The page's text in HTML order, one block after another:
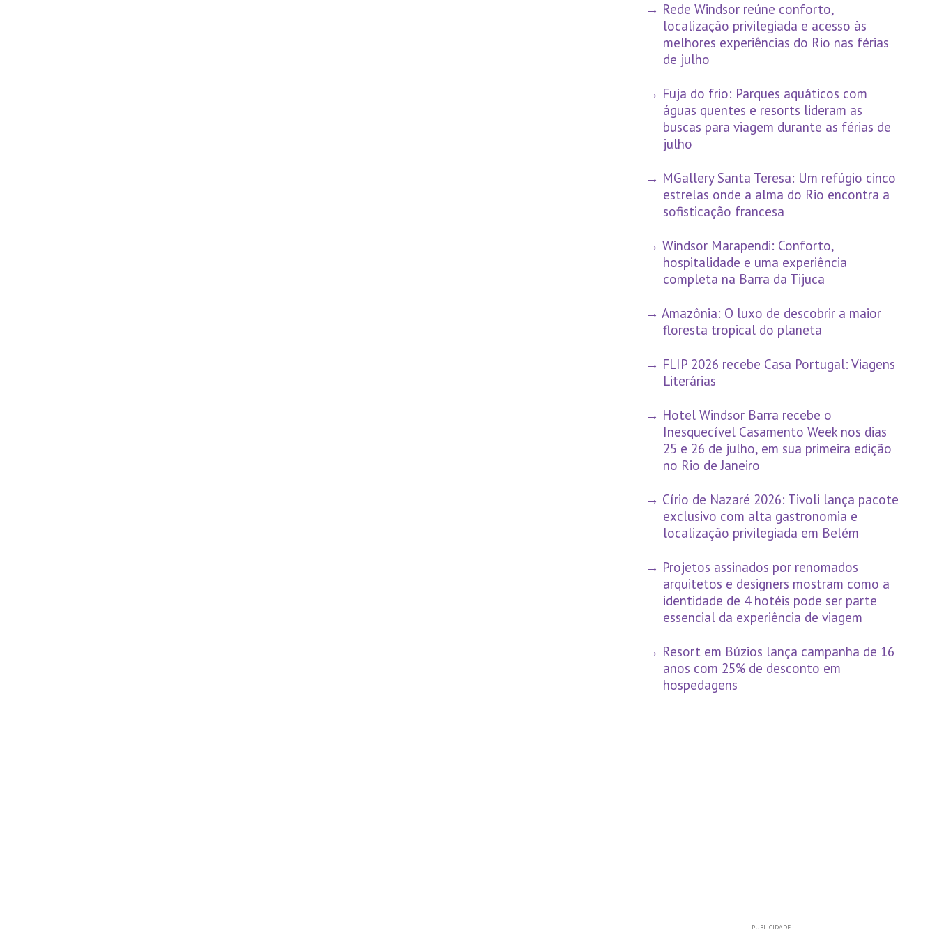
Rede Windsor reúne conforto,
localização privilegiada e acesso às
melhores experiências do Rio nas férias
de julho
Fuja do frio: Parques aquáticos com
águas quentes e resorts lideram as
buscas para viagem durante as férias de
julho
MGallery Santa Teresa: Um refúgio cinco
estrelas onde a alma do Rio encontra a
sofisticação francesa
Windsor Marapendi: Conforto,
hospitalidade e uma experiência
completa na Barra da Tijuca
Amazônia: O luxo de descobrir a maior
floresta tropical do planeta
FLIP 2026 recebe Casa Portugal: Viagens
Literárias
Hotel Windsor Barra recebe o
Inesquecível Casamento Week nos dias
25 e 26 de julho, em sua primeira edição
no Rio de Janeiro
Círio de Nazaré 2026: Tivoli lança pacote
exclusivo com alta gastronomia e
localização privilegiada em Belém
Projetos assinados por renomados
arquitetos e designers mostram como a
identidade de 4 hotéis pode ser parte
essencial da experiência de viagem
Resort em Búzios lança campanha de 16
anos com 25% de desconto em
hospedagens
PUBLICIDADE